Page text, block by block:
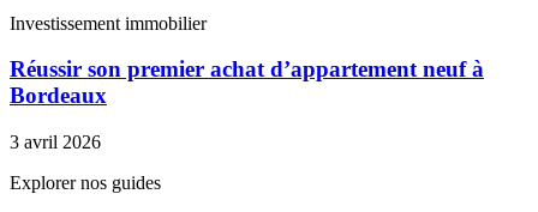
Investissement immobilier
Réussir son premier achat d’appartement neuf à
Bordeaux
3 avril 2026
Explorer nos guides